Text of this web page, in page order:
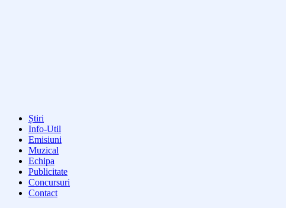
Știri
Info-Util
Emisiuni
Muzical
Echipa
Publicitate
Concursuri
Contact